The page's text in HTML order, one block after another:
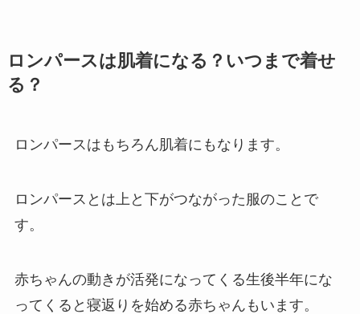
ロンパースは肌着になる？いつまで着せ
る？
ロンパースはもちろん肌着にもなります。
ロンパースとは上と下がつながった服のことで
す。
赤ちゃんの動きが活発になってくる生後半年にな
ってくると寝返りを始める赤ちゃんもいます。